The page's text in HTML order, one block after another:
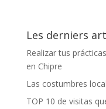
Les derniers
Realizar tus
en Chipre
Las costumbres
TOP 10 de visitas